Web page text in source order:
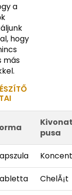
a
hogy
más
pusa
ChelÃ¡t